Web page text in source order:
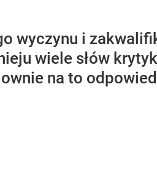
wyczynu i
wiele słów
na to